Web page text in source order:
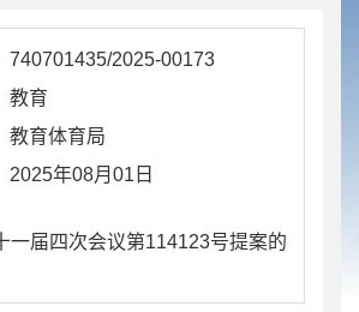
740701435/2025-00173
教育
教育体育局
2025年08月01日
一届四次会议第114123号提案的